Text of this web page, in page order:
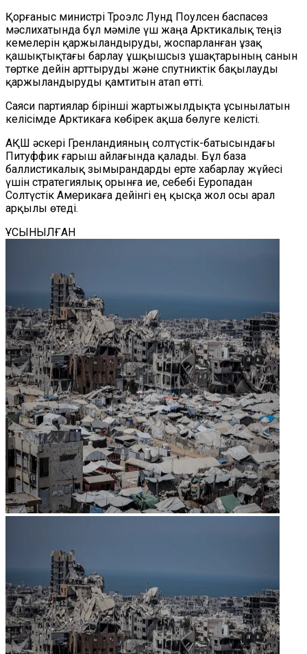
Қорғаныс министрі Троэлс Лунд Поулсен баспасөз
мәслихатында бұл мәміле үш жаңа Арктикалық теңіз
кемелерін қаржыландыруды, жоспарланған ұзақ
қашықтықтағы барлау ұшқышсыз ұшақтарының санын
төртке дейін арттыруды және спутниктік бақылауды
қаржыландыруды қамтитын атап өтті.
Саяси партиялар бірінші жартыжылдықта ұсынылатын
келісімде Арктикаға көбірек ақша бөлуге келісті.
АҚШ әскері Гренландияның солтүстік-батысындағы
Питуффик ғарыш айлағында қалады. Бұл база
баллистикалық зымырандарды ерте хабарлау жүйесі
үшін стратегиялық орынға ие, себебі Еуропадан
Солтүстік Америкаға дейінгі ең қысқа жол осы арал
арқылы өтеді.
ҰСЫНЫЛҒАН